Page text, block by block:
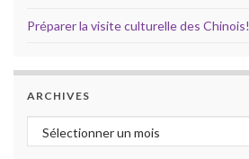
Préparer la visite culturelle des Chinois!
ARCHIVES
Archives